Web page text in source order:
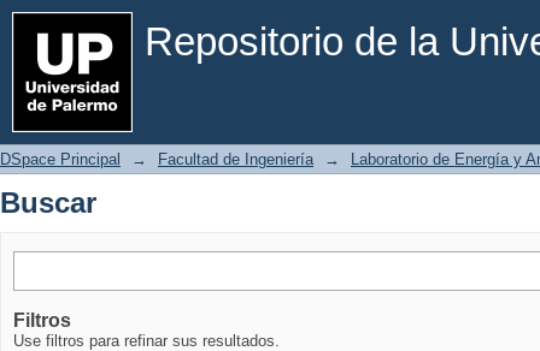
Repositorio de la
Buscar
DSpace Principal → Facultad de Ingeniería → Laboratorio de Energía y
Buscar
Filtros
Use filtros para refinar sus resultados.